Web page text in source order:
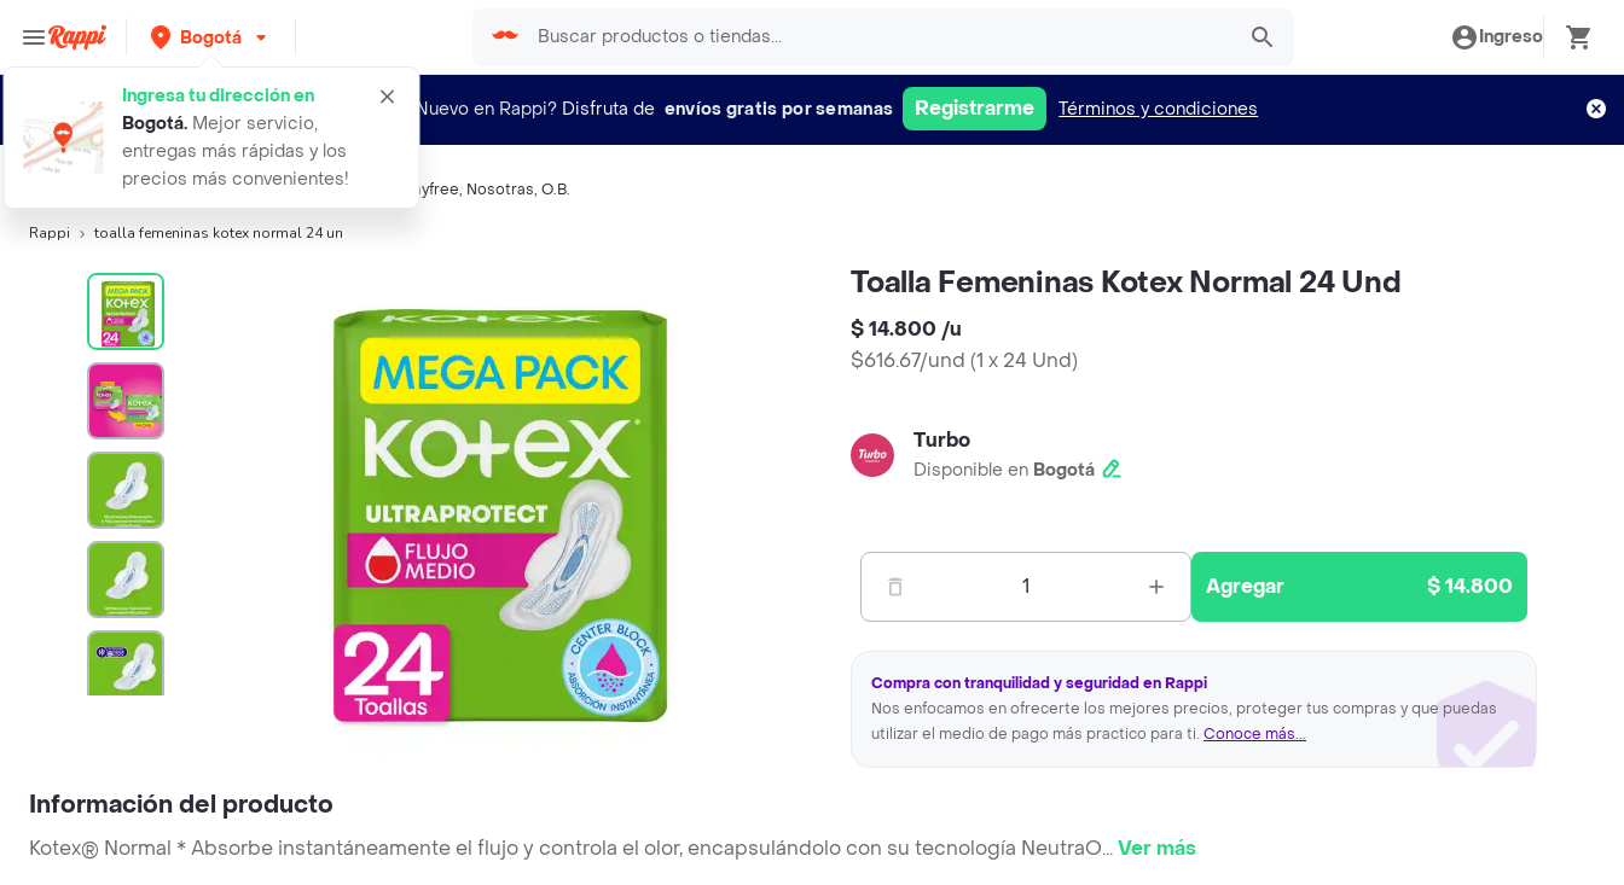
Bogotá
Ingresa tu dirección en
Bogotá. Mejor servicio,
entregas más rápidas y los
precios más convenientes!
Ingreso
¿Nuevo en Rappi? Disfruta de envíos gratis por semanas Registrarme Términos y condiciones
Búsquedas relacionadas:Toallas higiénicas, Stayfree, Nosotras, O.B.
Rappi toalla femeninas kotex normal 24 un
Toalla Femeninas Kotex Normal 24 Und
$ 14.800 /u
$616.67/und (1 x 24 Und)
Turbo
Disponible en Bogotá
1 Agregar $ 14.800
Compra con tranquilidad y seguridad en Rappi
Nos enfocamos en ofrecerte los mejores precios, proteger tus compras y que puedas
utilizar el medio de pago más practico para ti. Conoce más...
Información del producto
Kotex® Normal * Absorbe instantáneamente el flujo y controla el olor, encapsulándolo con su tecnología NeutraO...Ver más